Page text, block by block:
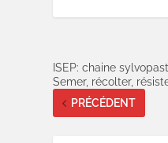
ISEP: chaine
Semer, récolter,
PRÉCÉDENT